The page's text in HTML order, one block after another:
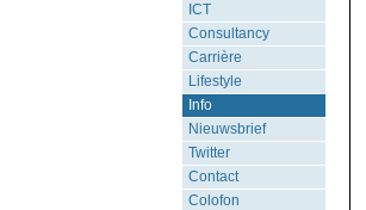
ICT
Consultancy
Carrière
Lifestyle
Info
Nieuwsbrief
Twitter
Contact
Colofon